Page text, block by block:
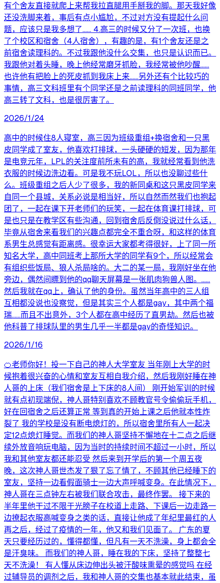
有个舍友直接就爬上来帮我拉直腿用手掰我的脚。那天我好像
还没洗脚来着，事后有点小尴尬，不过对方没有提起什么问
题，应该只是我多想了…… 4.高三的时候又分了一次班，也换
了个校区和宿舍（4人宿舍），有趣的是，有1个舍友还是之
前宿舍读理科的。不过我跟他没什么交集，也只是认识而已。
我跟他对着头睡，晚上他经常磨牙抓脸，我经常被他吵醒……
也许他有把脸上的死皮抓到我床上来……另外还有个比较巧的
事情，高三文科班里有个同学还是之前读理科的同班同学，他
高三转了文科，也是很厉害了。
2026/1/24
高中的时候住8人寝室，高三因为班级重组+换宿舍和一只黑
皮同学成了室友，他喜欢打排球，一头硬硬的短发，因为那年
是电竞元年，LPL的关注度前所未有的高，我就经常看到他洗
衣服的时候边洗边看。可是我不玩LOL，所以也没聊过些什
么。班级重组之后人少了很多，我的新同桌和这只黑皮同学来
自同一个县城，关系必说是相当好，所以自然而然我们也抱起
团了，一起在课下开老师们的玩笑，一起在体育课打排球，可
是也只是在教学区有些沟通，回到宿舍后反倒没说过什么话，
毕竟从宿舍来看我们的兴趣点都完全不重合呀，和这样的体育
系男生总感觉有距离感。很幸运大家都考得很好，上了同一所
知名大学，高中同班考上那所大学的同学有9个，所以经常会
有组织些饭局、狼人杀局啥的。大二的某一局，我刚好坐在他
旁边，偶然间瞟到他的qq聊天屏幕是一张肌肉狗兽人图。……
然后我就在qq上，确认了他的身份。虽然当年高中的三人组
互相都没说也没察觉，但是其实三个人都是gay，其中两个福
瑞……而且不出意外，3个人都在高中经历了直男劫。然后也被
他科普了排球队里的男生几乎一半都是gay的奇怪知识。
2026/1/16
🍊老师你好！投一下自己的神人大学室友 当年刚上大学的时
候抱着很兴奋的心情和室友互相自我介绍，然后我刚好睡在神
人哥的上床（我们宿舍是上下床的8人间） 刚开始军训的时候
就有点初现端倪，神人哥特别喜欢不顾教官号令偷偷玩手机，
好在回宿舍之后还算正常 等到真的开始上课之后他就本性炸
裂了 我的学校是没有断电熄灯的，所以宿舍里所有人一起决
定12点熄灯睡觉。而我们的神人哥坚持不懈地在十二点之后继
续外放音响玩电脑，因为当时的持续时间不超过一小时，所以
我和其他室友都还能忍受 然后来到开学后的第一个周五夜
晚，这次神人哥世杰发了狠了忘了情了，不顾其他已经睡下的
室友，坚持一边看假面骑士一边大声呼喊变身。在此情况下，
神人哥在三点钟左右被我们联合攻击，最终作罢。 接下来的
半年里他干过不限于光膀子在校道上走路、下课后一边走路一
边撩起衣服高喊变身之类的话，直接让他成了年纪里最红的人
再之后，经过了疫情的一年，他又和我们见面了。 广东的夏
天只要经历过的，懂得都懂，但凡有一天不洗澡，身上都会全
是汗臭味。 而我们的神人哥，睡在我的下床，坚持了整整七
天不洗澡！ 有人懂从床边伸出头被汗酸味熏晕的感觉吗 在经
过辅导员的调剂之后，我和神人哥的交集也基本就此结束，虽